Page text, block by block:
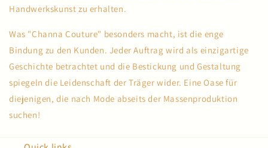
Handwerkskunst zu erhalten.
Was "Channa Couture" besonders macht, ist die enge
Bindung zu den Kunden. Jeder Auftrag wird als einzigartige
Geschichte betrachtet und die Bestickung und Gestaltung
spiegeln die Leidenschaft der Träger wider. Eine Oase für
diejenigen, die nach Mode abseits der Massenproduktion
suchen!